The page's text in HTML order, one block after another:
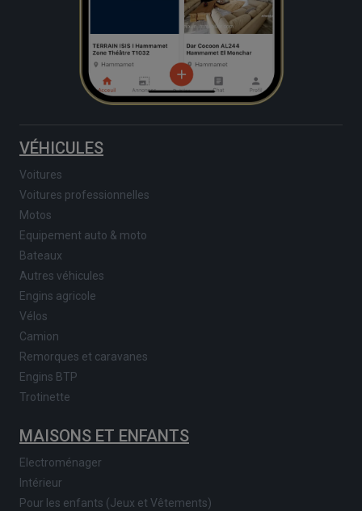
VÉHICULES
Voitures
Voitures professionnelles
Motos
Equipement auto & moto
Bateaux
Autres véhicules
Engins agricole
Vélos
Camion
Remorques et caravanes
Engins BTP
Trotinette
MAISONS ET ENFANTS
Electroménager
Intérieur
Pour les enfants (Jeux et Vêtements)